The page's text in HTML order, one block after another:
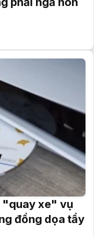
"quay xe" vụ
đồng dọa tẩy